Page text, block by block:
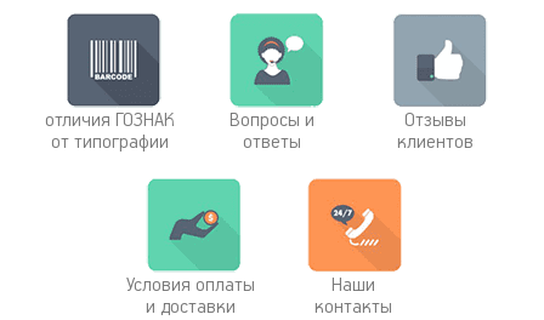
отличия ГОЗНАК
от типографии
Вопросы и
ответы
Отзывы
клиентов
Условия оплаты
и доставки
Наши
контакты